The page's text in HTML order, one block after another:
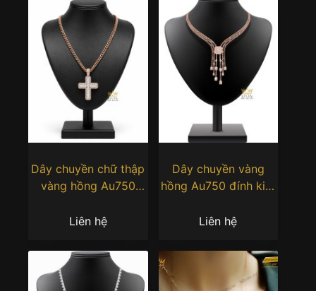
Dây chuyền chữ thập
vàng hồng Au750
Liên hệ
Dây chuyền vàng
hồng Au750 đính kim
Liên hệ